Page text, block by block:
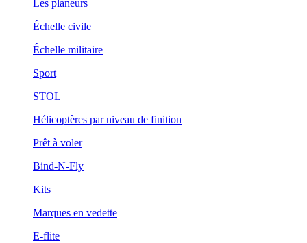
Les planeurs
Échelle civile
Échelle militaire
Sport
STOL
Hélicoptères par niveau de finition
Prêt à voler
Bind-N-Fly
Kits
Marques en vedette
E-flite